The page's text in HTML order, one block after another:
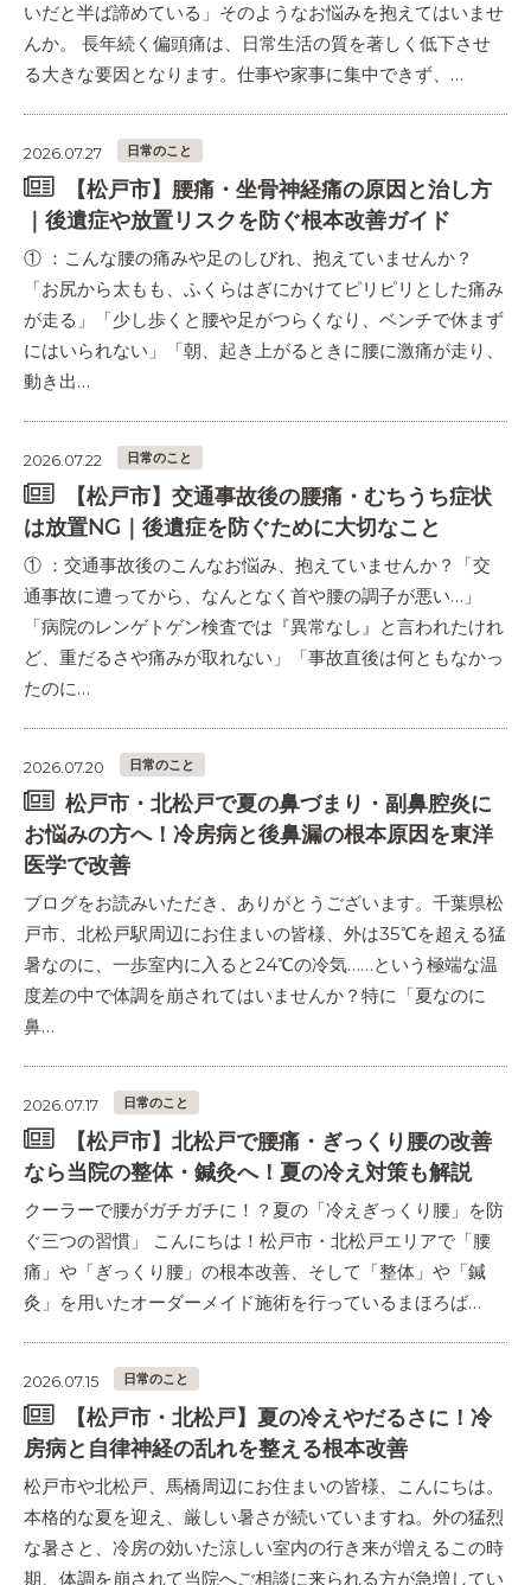
いだと半ば諦めている」そのようなお悩みを抱えてはいませ
んか。 長年続く偏頭痛は、日常生活の質を著しく低下させ
る大きな要因となります。仕事や家事に集中できず、…
2026.07.27 日常のこと
【松戸市】腰痛・坐骨神経痛の原因と治し方
｜後遺症や放置リスクを防ぐ根本改善ガイド
① ：こんな腰の痛みや足のしびれ、抱えていませんか？
「お尻から太もも、ふくらはぎにかけてピリピリとした痛み
が走る」「少し歩くと腰や足がつらくなり、ベンチで休まず
にはいられない」「朝、起き上がるときに腰に激痛が走り、
動き出…
2026.07.22 日常のこと
【松戸市】交通事故後の腰痛・むちうち症状
は放置NG｜後遺症を防ぐために大切なこと
① ：交通事故後のこんなお悩み、抱えていませんか？「交
通事故に遭ってから、なんとなく首や腰の調子が悪い…」
「病院のレンゲトゲン検査では『異常なし』と言われたけれ
ど、重だるさや痛みが取れない」「事故直後は何ともなかっ
たのに…
2026.07.20 日常のこと
松戸市・北松戸で夏の鼻づまり・副鼻腔炎に
お悩みの方へ！冷房病と後鼻漏の根本原因を東洋
医学で改善
ブログをお読みいただき、ありがとうございます。千葉県松
戸市、北松戸駅周辺にお住まいの皆様、外は35℃を超える猛
暑なのに、一歩室内に入ると24℃の冷気……という極端な温
度差の中で体調を崩されてはいませんか？特に「夏なのに
鼻…
2026.07.17 日常のこと
【松戸市】北松戸で腰痛・ぎっくり腰の改善
なら当院の整体・鍼灸へ！夏の冷え対策も解説
クーラーで腰がガチガチに！？夏の「冷えぎっくり腰」を防
ぐ三つの習慣」 こんにちは！松戸市・北松戸エリアで「腰
痛」や「ぎっくり腰」の根本改善、そして「整体」や「鍼
灸」を用いたオーダーメイド施術を行っているまほろば…
2026.07.15 日常のこと
【松戸市・北松戸】夏の冷えやだるさに！冷
房病と自律神経の乱れを整える根本改善
松戸市や北松戸、馬橋周辺にお住まいの皆様、こんにちは。
本格的な夏を迎え、厳しい暑さが続いていますね。外の猛烈
な暑さと、冷房の効いた涼しい室内の行き来が増えるこの時
期、体調を崩されて当院へご相談に来られる方が急増してい